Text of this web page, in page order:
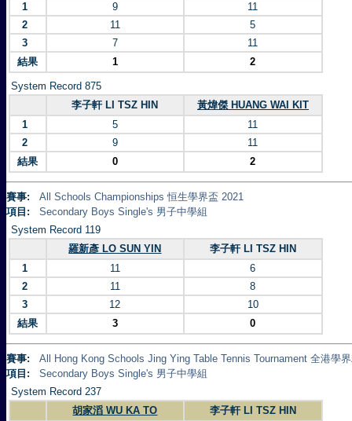
1
9
11
2
11
5
3
7
11
結果
1 2
System Record 875
李子軒 LI TSZ HIN
黃煒傑 HUANG WAI KIT
1
5
11
2
9
11
結果
0 2
賽事:
All Schools Championships 恒生學界盃 2021
項目:
Secondary Boys Single's 男子中學組
System Record 119
羅新彥 LO SUN YIN
李子軒 LI TSZ HIN
1
11
6
2
11
8
3
12
10
結果
3 0
賽事:
All Hong Kong Schools Jing Ying Table Tennis Tournament 全港學
項目:
Secondary Boys Single's 男子中學組
System Record 237
胡家滔 WU KA TO
李子軒 LI TSZ HIN